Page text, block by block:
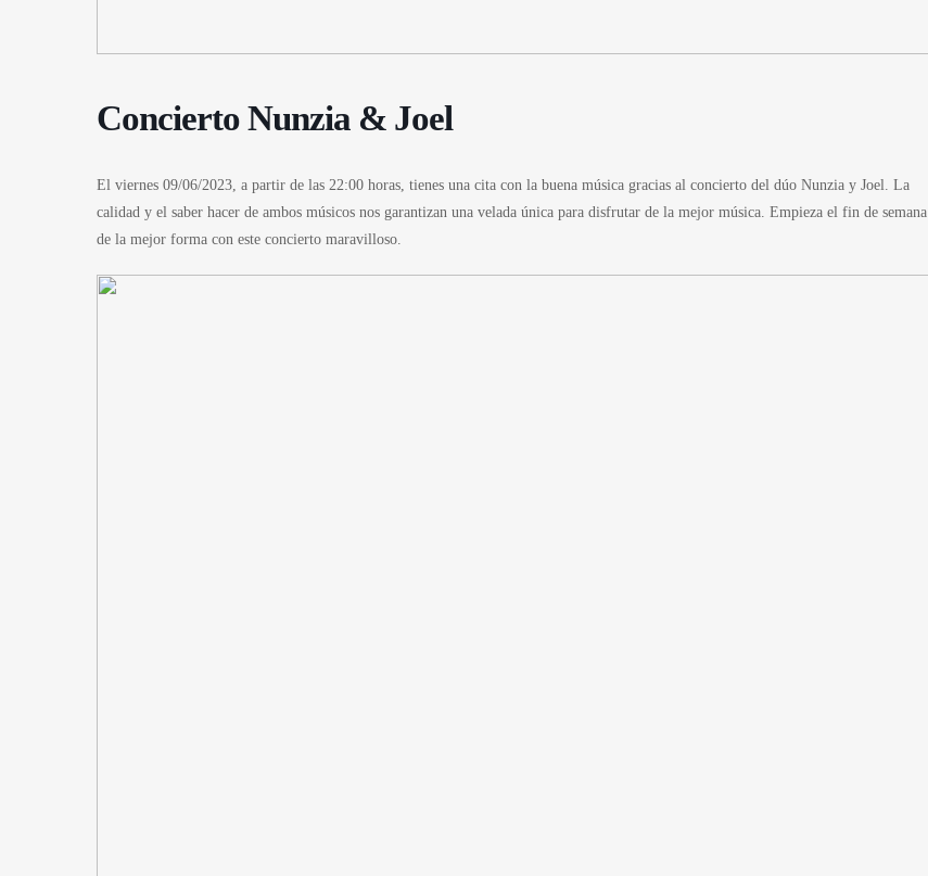
Concierto Nunzia & Joel
El viernes 09/06/2023, a partir de las 22:00 horas, tienes una cita con la buena música gracias al concierto del dúo Nunzia y Joel. La
calidad y el saber hacer de ambos músicos nos garantizan una velada única para disfrutar de la mejor música. Empieza el fin de semana
de la mejor forma con este concierto maravilloso.